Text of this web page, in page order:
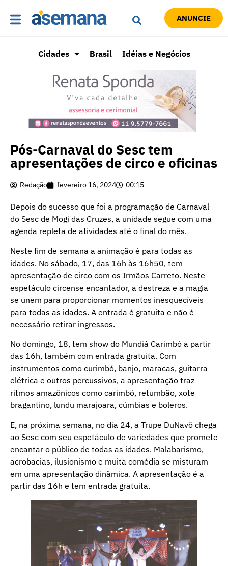
ANUNCIE
Cidades Brasil Idéias e Negócios
Pós-Carnaval do Sesc tem
apresentações de circo e oficinas
Redação fevereiro 16, 2024 00:15
Depois do sucesso que foi a programação de Carnaval
do Sesc de Mogi das Cruzes, a unidade segue com uma
agenda repleta de atividades até o final do mês.
Neste fim de semana a animação é para todas as
idades. No sábado, 17, das 16h às 16h50, tem
apresentação de circo com os Irmãos Carreto. Neste
espetáculo circense encantador, a destreza e a magia
se unem para proporcionar momentos inesquecíveis
para todas as idades. A entrada é gratuita e não é
necessário retirar ingressos.
No domingo, 18, tem show do Mundiá Carimbó a partir
das 16h, também com entrada gratuita. Com
instrumentos como curimbó, banjo, maracas, guitarra
elétrica e outros percussivos, a apresentação traz
ritmos amazônicos como carimbó, retumbão, xote
bragantino, lundu marajoara, cúmbias e boleros.
E, na próxima semana, no dia 24, a Trupe DuNavô chega
ao Sesc com seu espetáculo de variedades que promete
encantar o público de todas as idades. Malabarismo,
acrobacias, ilusionismo e muita comédia se misturam
em uma apresentação dinâmica. A apresentação é a
partir das 16h e tem entrada gratuita.